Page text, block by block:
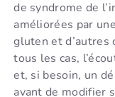
de syndrome de
améliorées par
gluten et d’autres
tous les cas,
et, si besoin, un
avant de modifier